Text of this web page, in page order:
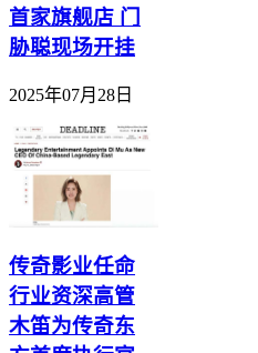
首家旗舰店 门
胁聪现场开挂
2025年07月28日
传奇影业任命
行业资深高管
木笛为传奇东